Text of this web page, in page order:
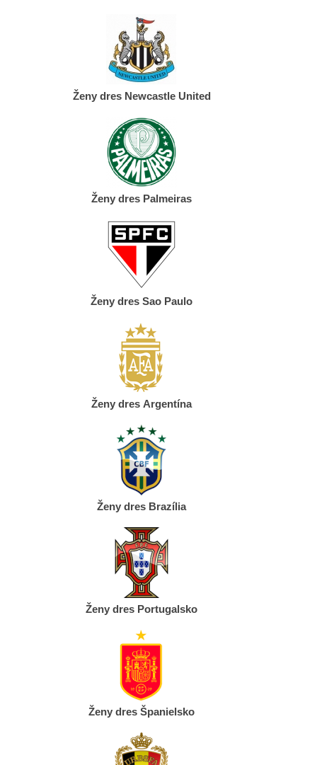
Ženy dres Newcastle United
Ženy dres Palmeiras
Ženy dres Sao Paulo
Ženy dres Argentína
Ženy dres Brazília
Ženy dres Portugalsko
Ženy dres Španielsko